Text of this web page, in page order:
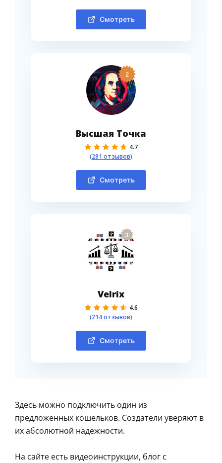
Смотреть
2
Высшая Точка
4.7
(281 отзывов)
Смотреть
3
Velrix
4.6
(214 отзывов)
Смотреть
Здесь можно подключить один из
предложенных кошельков. Создатели уверяют в
их абсолютной надежности.
На сайте есть видеоинструкции, блог с